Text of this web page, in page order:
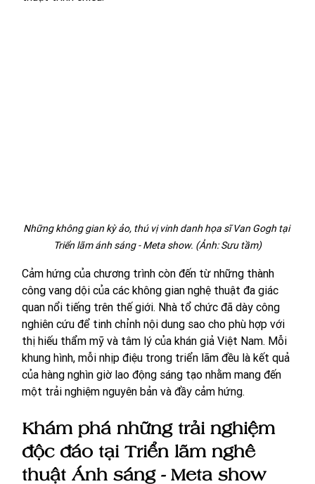
Những không gian kỳ ảo, thú vị vinh danh họa sĩ Van Gogh tại
Triển lãm ánh sáng - Meta show. (Ảnh: Sưu tầm)
Cảm hứng của chương trình còn đến từ những thành
công vang dội của các không gian nghệ thuật đa giác
quan nổi tiếng trên thế giới. Nhà tổ chức đã dày công
nghiên cứu để tinh chỉnh nội dung sao cho phù hợp với
thị hiếu thẩm mỹ và tâm lý của khán giả Việt Nam. Mỗi
khung hình, mỗi nhịp điệu trong triển lãm đều là kết quả
của hàng nghìn giờ lao động sáng tạo nhằm mang đến
một trải nghiệm nguyên bản và đầy cảm hứng.
Khám phá những trải nghiệm
độc đáo tại Triển lãm nghê
thuật Ánh sáng - Meta show